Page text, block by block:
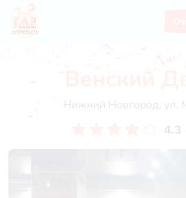
Венский
Нижний Новгород, ул.
4.3